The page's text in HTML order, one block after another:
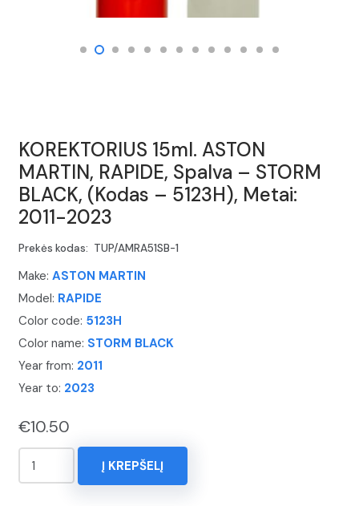
KOREKTORIUS 15ml. ASTON
MARTIN, RAPIDE, Spalva – STORM
BLACK, (Kodas – 5123H), Metai:
2011-2023
Prekės kodas: TUP/AMRA51SB-1
Make: ASTON MARTIN
Model: RAPIDE
Color code: 5123H
Color name: STORM BLACK
Year from: 2011
Year to: 2023
€10.50
produkto
kiekis:
Į KREPŠELĮ